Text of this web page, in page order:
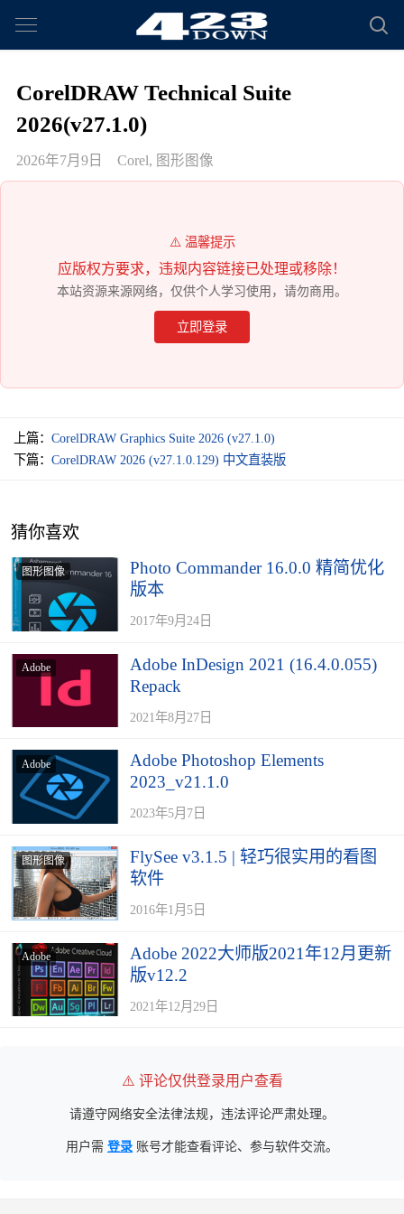
CorelDRAW Technical Suite
2026(v27.1.0)
2026年7月9日 Corel, 图形图像
⚠️ 温馨提示
应版权方要求，违规内容链接已处理或移除！
本站资源来源网络，仅供个人学习使用，请勿商用。
立即登录
上篇： CorelDRAW Graphics Suite 2026 (v27.1.0)
下篇： CorelDRAW 2026 (v27.1.0.129) 中文直装版
猜你喜欢
图形图像
Photo Commander 16.0.0 精简优化
版本
2017年9月24日
Adobe
Adobe InDesign 2021 (16.4.0.055)
Repack
2021年8月27日
Adobe
Adobe Photoshop Elements
2023_v21.1.0
2023年5月7日
图形图像
FlySee v3.1.5 | 轻巧很实用的看图
软件
2016年1月5日
Adobe
Adobe 2022大师版2021年12月更新
版v12.2
2021年12月29日
⚠️ 评论仅供登录用户查看
请遵守网络安全法律法规，违法评论严肃处理。
用户需 登录 账号才能查看评论、参与软件交流。